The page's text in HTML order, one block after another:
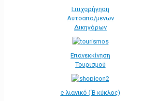
Επιχορήγηση
Αυτοαπα/μενων
Δικηγόρων
Επανεκκίνηση
Τουρισμού
e-λιανικό (΄Β κύκλος)